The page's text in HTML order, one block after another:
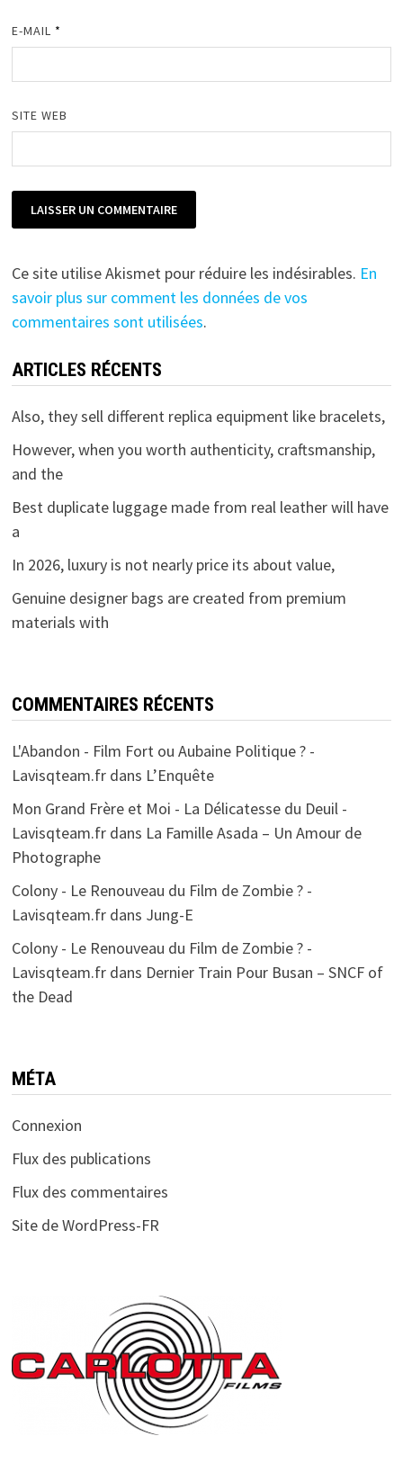
E-MAIL *
SITE WEB
Ce site utilise Akismet pour réduire les indésirables. En
savoir plus sur comment les données de vos
commentaires sont utilisées.
ARTICLES RÉCENTS
Also, they sell different replica equipment like bracelets,
However, when you worth authenticity, craftsmanship,
and the
Best duplicate luggage made from real leather will have
a
In 2026, luxury is not nearly price its about value,
Genuine designer bags are created from premium
materials with
COMMENTAIRES RÉCENTS
L'Abandon - Film Fort ou Aubaine Politique ? -
Lavisqteam.frdans L’Enquête
Mon Grand Frère et Moi - La Délicatesse du Deuil -
Lavisqteam.frdans La Famille Asada – Un Amour de
Photographe
Colony - Le Renouveau du Film de Zombie ? -
Lavisqteam.frdans Jung-E
Colony - Le Renouveau du Film de Zombie ? -
Lavisqteam.frdans Dernier Train Pour Busan – SNCF of
the Dead
MÉTA
Connexion
Flux des publications
Flux des commentaires
Site de WordPress-FR